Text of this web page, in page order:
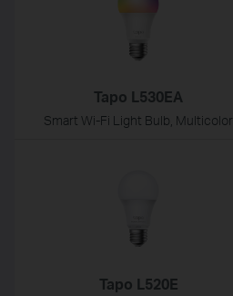
Tapo L530EA
Smart Wi-Fi Light Bulb, Multicolor
Tapo L520E